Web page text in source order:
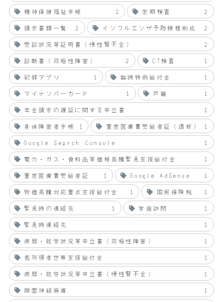
精神保健福祉手帳
2 定期検査
2
請求書類一覧
2 インフルエンザ予防接種助成
2
受診状況等証明書（慢性腎不全）
2
診断書（双極性障害）
2 CT検査
1
記録アプリ
1 臨時特例給付金
1
マイナンバーカード
1 戸籍
1
年金請求の遅延に関する申立書
1
身体障害者手帳
1 重度医療費受給者証（透析）
1
Google Search Console
1
電力・ガス・食料品等価格高騰緊急支援給付金
1
重度医療費受給者証
1 Google AdSense
1
物価高騰対応重点支援給付金
1 国民保険税
1
緊急時の連絡先
1 家庭訪問
1
緊急時連絡先
1
病歴・就労状況等申立書（双極性障害）
1
低所得者世帯支援給付金
1
病歴・就労状況等申立書（慢性腎不全）
1
顔面神経麻痺
1